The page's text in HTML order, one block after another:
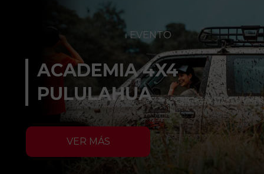
ACADEMIA 4X4
PULULAHUA
VER MÁS
⏐ EVENTO